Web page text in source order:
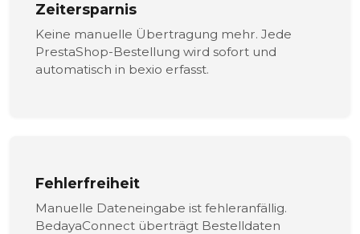
Zeitersparnis
Keine manuelle Übertragung mehr. Jede
PrestaShop-Bestellung wird sofort und
automatisch in bexio erfasst.
Fehlerfreiheit
Manuelle Dateneingabe ist fehleranfällig.
BedayaConnect überträgt Bestelldaten